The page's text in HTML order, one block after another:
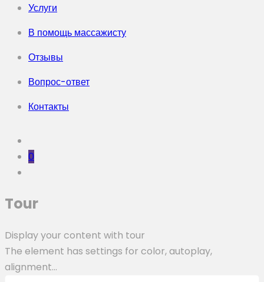
Услуги
В помощь массажисту
Отзывы
Вопрос-ответ
Контакты
0
Tour
Display your content with tour
The element has settings for color, autoplay,
alignment…